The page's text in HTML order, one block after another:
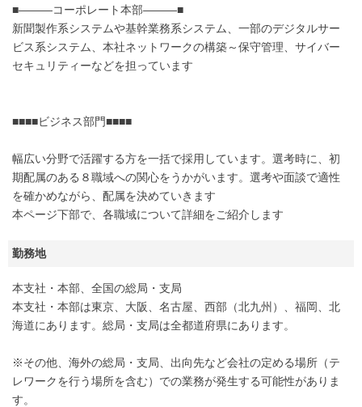
■―――コーポレート本部―――■
新聞製作系システムや基幹業務系システム、一部のデジタルサー
ビス系システム、本社ネットワークの構築～保守管理、サイバー
セキュリティーなどを担っています
■■■■ビジネス部門■■■■
幅広い分野で活躍する方を一括で採用しています。選考時に、初
期配属のある８職域への関心をうかがいます。選考や面談で適性
を確かめながら、配属を決めていきます
本ページ下部で、各職域について詳細をご紹介します
勤務地
本支社・本部、全国の総局・支局
本支社・本部は東京、大阪、名古屋、西部（北九州）、福岡、北
海道にあります。総局・支局は全都道府県にあります。
※その他、海外の総局・支局、出向先など会社の定める場所（テ
レワークを行う場所を含む）での業務が発生する可能性がありま
す。